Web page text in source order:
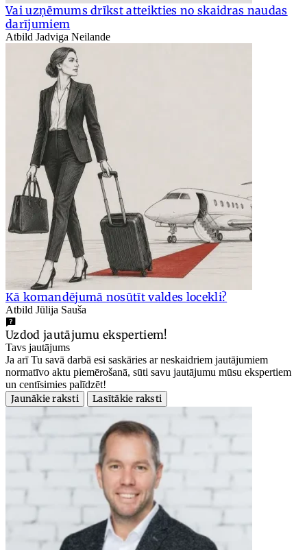
Vai uzņēmums drīkst atteikties no skaidras naudas
darījumiem
Atbild Jadviga Neilande
Kā komandējumā nosūtīt valdes locekli?
Atbild Jūlija Sauša
Uzdod jautājumu ekspertiem!
Tavs jautājums
Ja arī Tu savā darbā esi saskāries ar neskaidriem jautājumiem
normatīvo aktu piemērošanā, sūti savu jautājumu mūsu ekspertiem
un centīsimies palīdzēt!
Jaunākie raksti
Lasītākie raksti